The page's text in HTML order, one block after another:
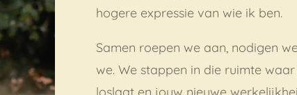
hogere expressie van wie ik ben.
Samen roepen we aan, nodigen
we. We stappen in die ruimte
loslaat en jouw nieuwe